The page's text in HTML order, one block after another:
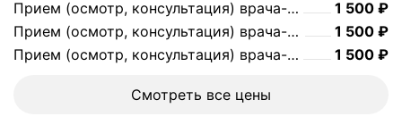
флеболог, дерматовенеролог, гинеколог, врач УЗД,
врач функциональной диагностики
Прием (осмотр, консультация) врача-педиатра первичный Цена
1500
1 500 ₽
Прием (осмотр, консультация) врача-офтальмолога первичный
Цена
1500
1 500 ₽
Прием (осмотр, консультация) врача-терапевта первичный
Цена
1500
1 500 ₽
Смотреть все цены